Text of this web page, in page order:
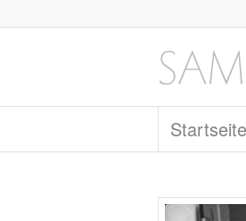
Startseite